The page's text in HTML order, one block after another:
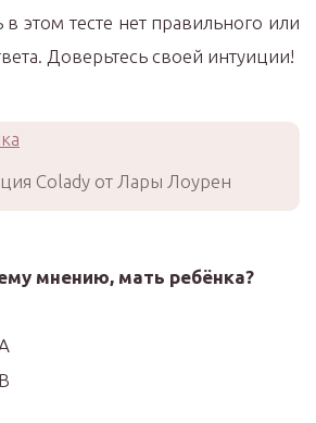
этом тесте нет правильного или
Доверьтесь своей интуиции!
Colady от Лары Лоурен
мнению, мать ребёнка?